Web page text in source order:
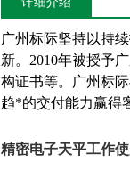
广州标际坚持以持
新。 2010年被授予
构证书等。广州标
趋*的交付能力赢得
精密电子天平工作